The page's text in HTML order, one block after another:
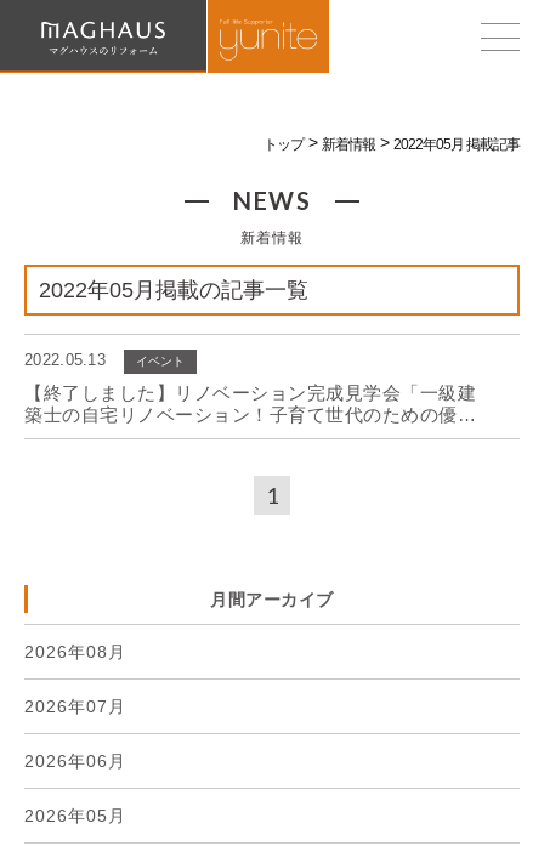
トップ 新着情報 2022年05月 掲載記事
NEWS
新着情報
2022年05月掲載の記事一覧
2022.05.13 イベント
【終了しました】リノベーション完成見学会「一級建
築士の自宅リノベーション！子育て世代のための優し
い住まい」
1
月間アーカイブ
2026年08月
2026年07月
2026年06月
2026年05月